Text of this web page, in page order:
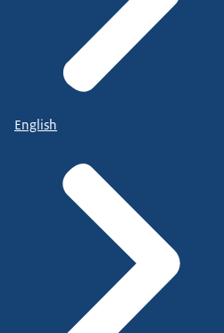
English